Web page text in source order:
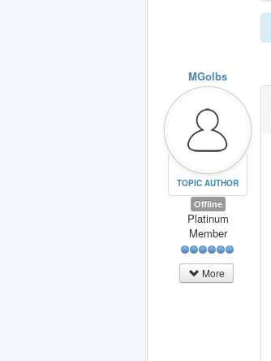
MGolbs
TOPIC AUTHOR
Offline
Platinum
Member
More